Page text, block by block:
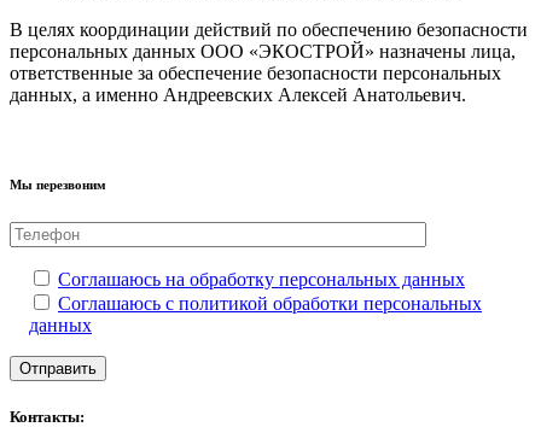
В целях координации действий по обеспечению безопасности
персональных данных ООО «ЭКОСТРОЙ» назначены лица,
ответственные за обеспечение безопасности персональных
данных, а именно Андреевских Алексей Анатольевич.
Мы перезвоним
Соглашаюсь на обработку персональных данных
Соглашаюсь с политикой обработки персональных
данных
Контакты: